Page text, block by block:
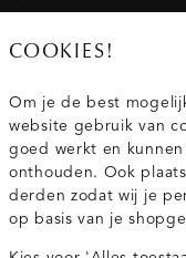
020 - 3412 667
Service
Wij zijn Costes
COOKIES!
Om je de best
website gebruik van
goed werkt en
onthouden. Ook
derden zodat wij je
op basis van je